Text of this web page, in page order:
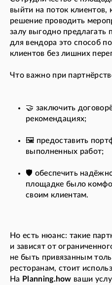
выйти на поток
решение проводить
залу выгодно предлагать
для вендора это способ
клиентов без лишних
Что важно при
🤝 заключить
рекомендациях;
🖼️ предоставить
выполненных работ;
🛡️ обеспечить
площадке было
своим клиентам.
Но есть нюанс: такие
и зависят от
не быть привязанным
ресторанам, стоит
На Planning.how ваши